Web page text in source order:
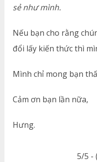
sẻ như mình.
Nếu bạn cho rằng
đổi lấy kiến thức thì
Mình chỉ mong bạn
Cảm ơn bạn lần nữa,
Hưng.
5/5 -